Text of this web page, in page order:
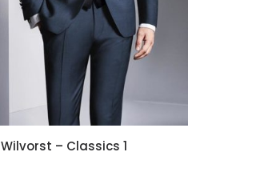
Wilvorst – Classics 1